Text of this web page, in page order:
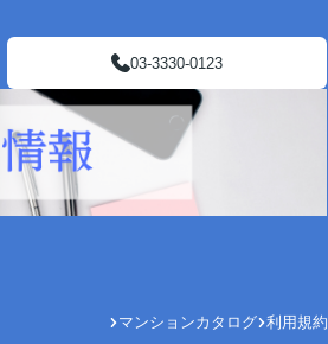
03-3330-0123
マンションカタログ 利用規約